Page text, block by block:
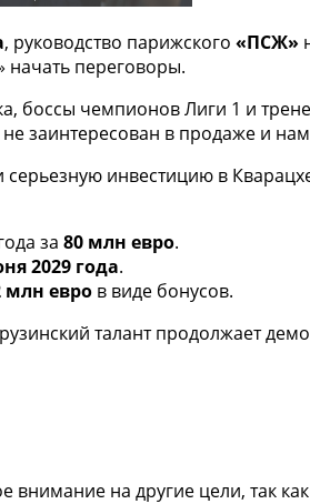
, руководство парижского «ПСЖ»
начать переговоры.
боссы чемпионов Лиги 1 и
заинтересован в продаже и
инвестицию в
за 80 млн евро.
2029 года.
млн евро в виде бонусов.
талант продолжает
внимание на другие цели, так